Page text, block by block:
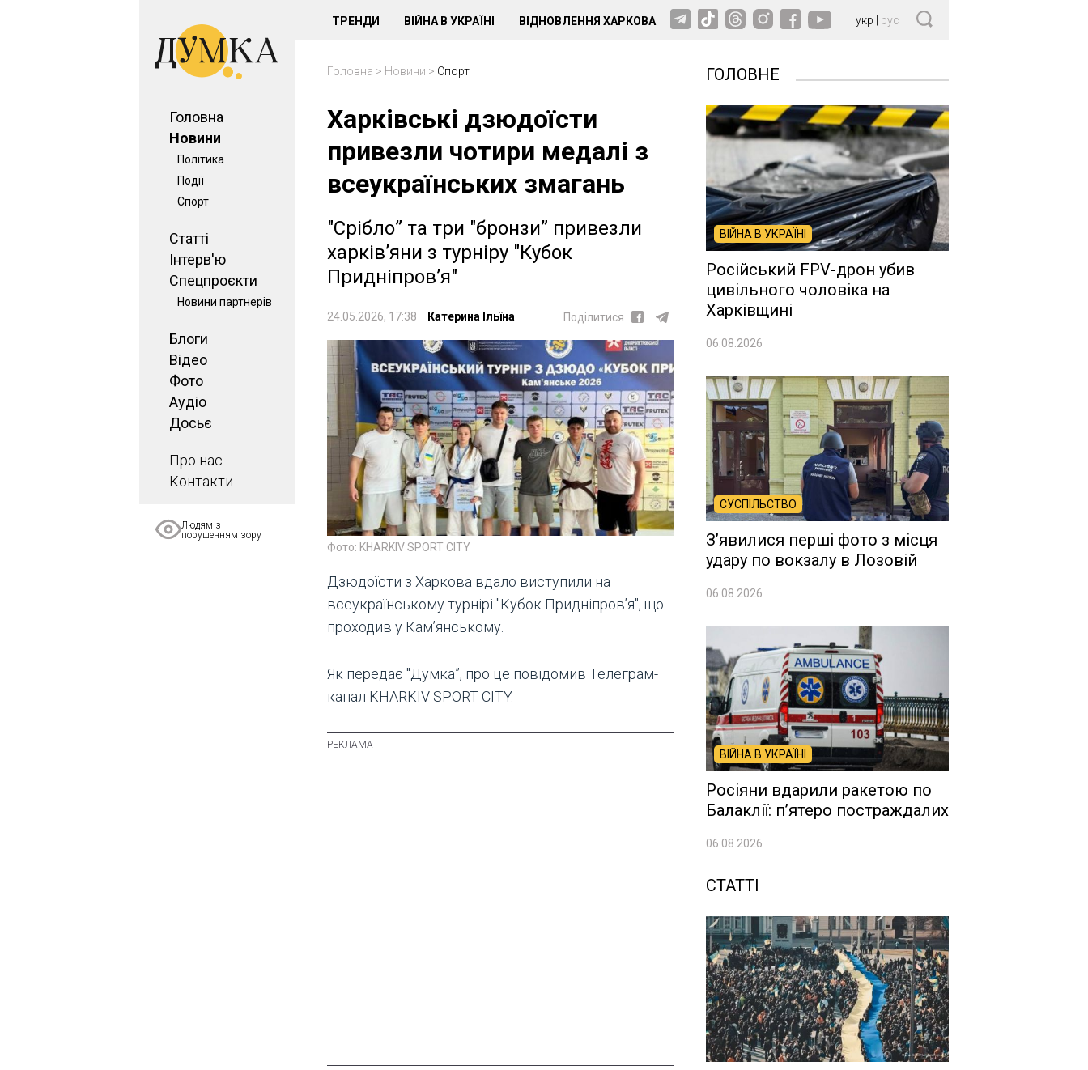
Головна
Новини
Політика
Події
Спорт
Статті
Інтерв'ю
Спецпроєкти
Новини партнерів
Блоги
Відео
Фото
Аудіо
Досьє
Про нас
Контакти
Людям з
порушенням зору
ТРЕНДИ ВІЙНА В УКРАЇНІ ВІДНОВЛЕННЯ ХАРКОВА укр рус
Головна > Новини > Спорт
Харківські дзюдоїсти
привезли чотири медалі з
всеукраїнських змагань
"Срібло” та три "бронзи” привезли
харків’яни з турніру "Кубок
Придніпровʼя"
24.05.2026, 17:38 Катерина Ільїна Поділитися
Фото: KHARKIV SPORT CITY
Дзюдоїсти з Харкова вдало виступили на
всеукраїнському турнірі "Кубок Придніпровʼя", що
проходив у Кам’янському.
Як передає "Думка”, про це повідомив Телеграм-
канал KHARKIV SPORT CITY.
ГОЛОВНЕ
ВІЙНА В УКРАЇНІ
Російський FPV-дрон убив
цивільного чоловіка на
Харківщині
06.08.2026
СУСПІЛЬСТВО
Зʼявилися перші фото з місця
удару по вокзалу в Лозовій
06.08.2026
ВІЙНА В УКРАЇНІ
Росіяни вдарили ракетою по
Балаклії: п’ятеро постраждалих
06.08.2026
СТАТТІ